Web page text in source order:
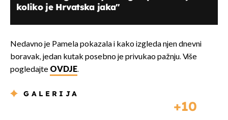
koliko je Hrvatska jaka"
Nedavno je Pamela pokazala i kako izgleda njen dnevni
boravak, jedan kutak posebno je privukao pažnju. Više
pogledajte OVDJE.
GALERIJA
10